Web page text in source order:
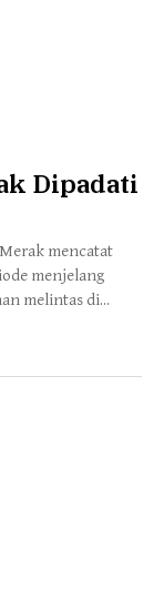
Dipadati
mencatat
menjelang
melintas di...